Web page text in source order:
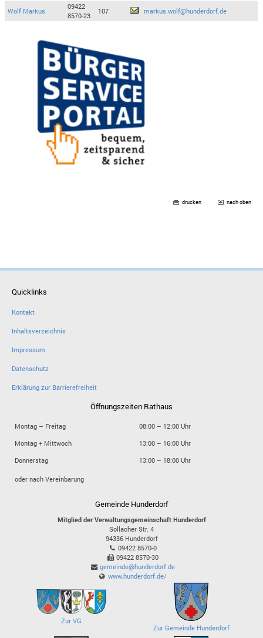
Wolf Markus
09422
8570-23
107 markus.wolf@hunderdorf.de
drucken nach oben
Quicklinks
Kontakt
Inhaltsverzeichnis
Impressum
Datenschutz
Erklärung zur Barrierefreiheit
Öffnungszeiten Rathaus
Montag – Freitag
08:00 – 12:00 Uhr
Montag + Mittwoch
13:00 – 16:00 Uhr
Donnerstag
13:00 – 18:00 Uhr
oder nach Vereinbarung
Gemeinde Hunderdorf
Mitglied der Verwaltungsgemeinschaft Hunderdorf
Sollacher Str. 4
94336 Hunderdorf
09422 8570-0
09422 8570-30
gemeinde@hunderdorf.de
www.hunderdorf.de/
Zur VG
Zur Gemeinde Hunderdorf